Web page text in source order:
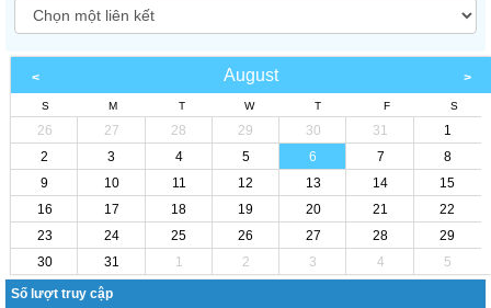
August
S M T W T F S
26 27 28 29 30 31
1
2
3 4 5 6 7
8
9
10 11 12 13 14
15
16
17 18 19 20 21
22
23
24 25 26 27 28
29
30
31 1 2 3 4 5
Số lượt truy cập